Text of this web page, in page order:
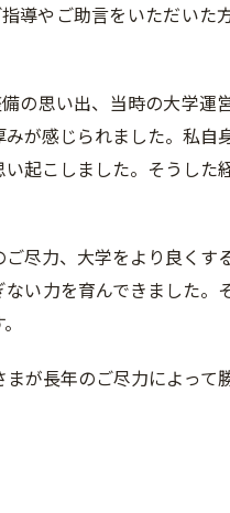
導やご助言をいただいた
の思い出、当時の大学運
が感じられました。私自
起こしました。そうした
尽力、大学をより良くす
ない力を育んできました。
が長年のご尽力によって